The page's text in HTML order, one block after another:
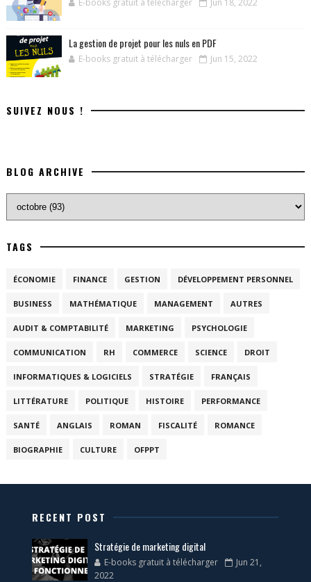
E-books gratuit à télécharger Jun 18, 2022
La gestion de projet pour les nuls en PDF
E-books gratuit à télécharger Jun 15, 2022
SUIVEZ NOUS !
BLOG ARCHIVE
TAGS
ÉCONOMIE FINANCE GESTION DÉVELOPPEMENT PERSONNEL
BUSINESS MATHÉMATIQUE MANAGEMENT AUTRES
AUDIT & COMPTABILITÉ MARKETING PSYCHOLOGIE
COMMUNICATION RH COMMERCE SCIENCE DROIT
INFORMATIQUES & LOGICIELS STRATÉGIE FRANÇAIS
LITTÉRATURE POLITIQUE HISTOIRE PERFORMANCE
SANTÉ ANGLAIS ROMAN FISCALITÉ ROMANCE
BIOGRAPHIE CULTURE OFPPT
RECENT POST
Stratégie de marketing digital
E-books gratuit à télécharger
Jun 21,
2022